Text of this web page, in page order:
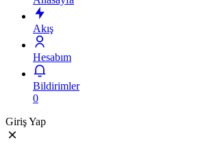
Akış
Hesabım
Bildirimler
0
Giriş Yap